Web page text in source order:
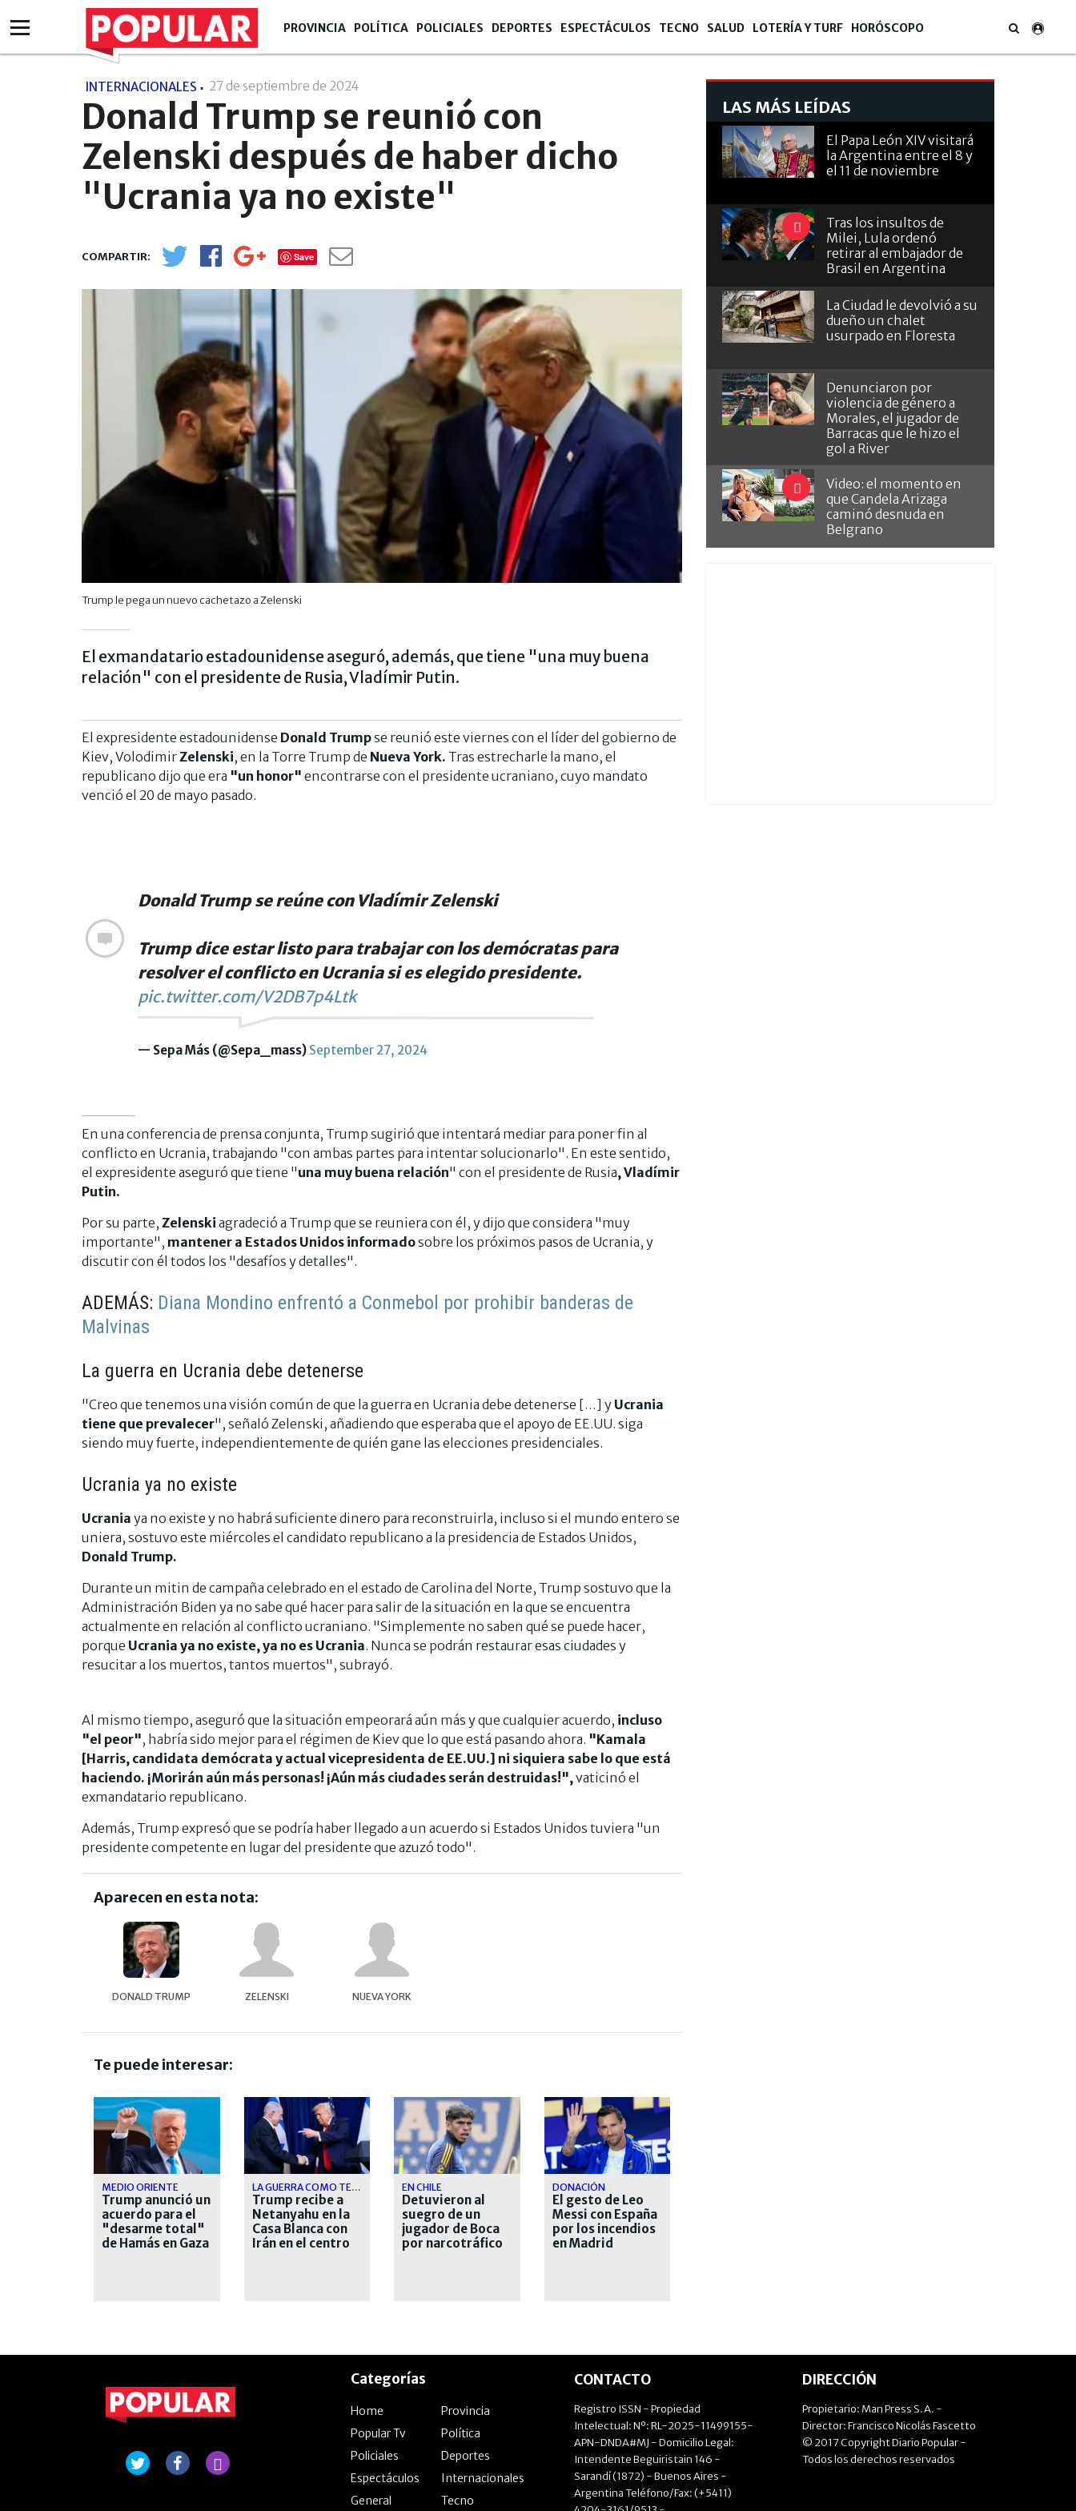
PROVINCIA POLÍTICA POLICIALES DEPORTES ESPECTÁCULOS TECNO SALUD LOTERÍA Y TURF HORÓSCOPO
INTERNACIONALES 27 de septiembre de 2024
Donald Trump se reunió con
Zelenski después de haber dicho
"Ucrania ya no existe"
Save
Trump le pega un nuevo cachetazo a Zelenski
El exmandatario estadounidense aseguró, además, que tiene "una muy buena
relación" con el presidente de Rusia, Vladímir Putin.
El expresidente estadounidense Donald Trumpse reunió este viernes con el líder del gobierno de
Kiev, VolodimirZelenski, en la Torre Trump de Nueva York. Tras estrecharle la mano, el
republicano dijo que era "un honor" encontrarse con el presidente ucraniano, cuyo mandato
venció el 20 de mayo pasado.
Donald Trump se reúne con Vladímir Zelenski
Trump dice estar listo para trabajar con los demócratas para
resolver el conflicto en Ucrania si es elegido presidente.
pic.twitter.com/V2DB7p4Ltk
— Sepa Más (@Sepa_mass) September 27, 2024
En una conferencia de prensa conjunta, Trump sugirió que intentará mediar para poner fin al
conflicto en Ucrania, trabajando "con ambas partes para intentar solucionarlo". En este sentido,
el expresidente aseguró que tiene "una muy buena relación" con el presidente de Rusia, Vladímir
Putin.
Por su parte, Zelenski agradeció a Trump que se reuniera con él, y dijo que considera "muy
importante", mantener a Estados Unidos informadosobre los próximos pasos de Ucrania, y
discutir con él todos los "desafíos y detalles".
ADEMÁS: Diana Mondino enfrentó a Conmebol por prohibir banderas de
Malvinas
La guerra en Ucrania debe detenerse
"Creo que tenemos una visión común de que la guerra en Ucrania debe detenerse […] y Ucrania
tiene que prevalecer", señaló Zelenski, añadiendo que esperaba que el apoyo de EE.UU. siga
siendo muy fuerte, independientemente de quién gane las elecciones presidenciales.
Ucrania ya no existe
Ucrania ya no existe y no habrá suficiente dinero para reconstruirla, incluso si el mundo entero se
uniera, sostuvo este miércoles el candidato republicano a la presidencia de Estados Unidos,
Donald Trump.
Durante un mitin de campaña celebrado en el estado de Carolina del Norte, Trump sostuvo que la
Administración Biden ya no sabe qué hacer para salir de la situación en la que se encuentra
actualmente en relación al conflicto ucraniano. "Simplemente no saben qué se puede hacer,
porque Ucrania ya no existe, ya no es Ucrania. Nunca se podrán restaurar esas ciudades y
resucitar a los muertos, tantos muertos", subrayó.
Al mismo tiempo, aseguró que la situación empeorará aún más y que cualquier acuerdo, incluso
"el peor", habría sido mejor para el régimen de Kiev que lo que está pasando ahora. "Kamala
[Harris, candidata demócrata y actual vicepresidenta de EE.UU.] ni siquiera sabe lo que está
haciendo. ¡Morirán aún más personas! ¡Aún más ciudades serán destruidas!",vaticinó el
exmandatario republicano.
Además, Trump expresó que se podría haber llegado a un acuerdo si Estados Unidos tuviera "un
presidente competente en lugar del presidente que azuzó todo".
Aparecen en esta nota:
DONALD TRUMP ZELENSKI NUEVA YORK
Te puede interesar:
MEDIO ORIENTE
Trump anunció un
acuerdo para el
"desarme total"
de Hamás en Gaza
LA GUERRA COMO TEMA CENTRAL
Trump recibe a
Netanyahu en la
Casa Blanca con
Irán en el centro
EN CHILE
Detuvieron al
suegro de un
jugador de Boca
por narcotráfico
DONACIÓN
El gesto de Leo
Messi con España
por los incendios
en Madrid
LAS MÁS LEÍDAS
El Papa León XIV visitará
la Argentina entre el 8 y
el 11 de noviembre
Tras los insultos de
Milei, Lula ordenó
retirar al embajador de
Brasil en Argentina
La Ciudad le devolvió a su
dueño un chalet
usurpado en Floresta
Denunciaron por
violencia de género a
Morales, el jugador de
Barracas que le hizo el
gol a River
Video: el momento en
que Candela Arizaga
caminó desnuda en
Belgrano
Categorías
Home
Provincia
Popular Tv
Política
Policiales
Deportes
Espectáculos
Internacionales
General
Tecno
CONTACTO
Registro ISSN - Propiedad
Intelectual: Nº: RL-2025-11499155-
APN-DNDA#MJ - Domicilio Legal:
Intendente Beguiristain 146 -
Sarandí (1872) - Buenos Aires -
Argentina Teléfono/Fax: (+5411)
DIRECCIÓN
Propietario: Man Press S.A. -
Director: Francisco Nicolás Fascetto
© 2017 Copyright Diario Popular -
Todos los derechos reservados